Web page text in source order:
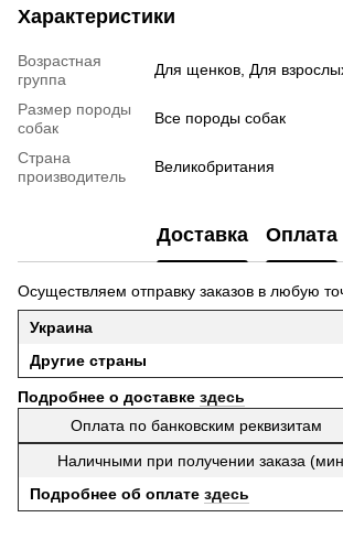
Характеристики
Возрастная
группа
Для щенков, Для
Размер породы
собак
Все породы собак
Страна
производитель
Великобритания
Доставка Оплата
Осуществляем отправку заказов в любую
Украина
Другие страны
Подробнее о доставке здесь
Оплата по банковским реквизитам
Наличными при получении заказа
Подробнее об оплате здесь